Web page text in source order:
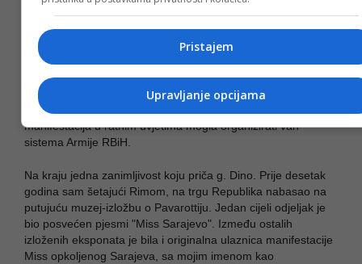
Korpusa Armije RBiH grupe estradnih umjetnika. Za vođu
puta komandant određuje Vahrudina (Dinu) Bešu, koji po
završetku zadatka mora podnijeti pismeni izvještaj u roku od
tri dana.
Napokon, nerazumno je i pomisliti da se bilo kakva
manifestacija u ratnim uvjetima mogla organizirati van
sistema Armije RBiH.
Na kraju jedna zanimljivost koju priča g. Dino. Prije desetak
godina sam šetajući Rimom, na trgu Republika nabasao na
putujuću muzej-izložbu o Pavarottiju. Jedan cijeli odjeljak je
bio posvećen pjesmi "Miss Sarajevo". Između ostalih
izloženih eksponata je bila i originalna ulaznica manifestacije
Miss opkoljenog Sarajeva, sa mojim imenom kao
Pristajem
Upravljanje opcijama